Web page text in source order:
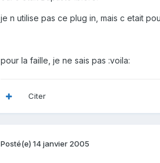
je n utilise pas ce plug in, mais c etait
pour la faille, je ne sais pas :voila:
Citer
Posté(e) 14 janvier 2005